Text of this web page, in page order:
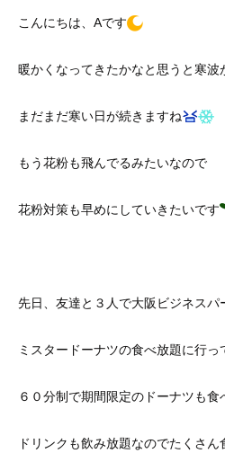
こんにちは、Aです
暖かくなってきたかなと思うと寒波
まだまだ寒い日が続きますね
もう花粉も飛んでるみたいなので
花粉対策も早めにしていきたいです
先日、友達と３人で大阪ビジネスパ
ミスタードーナツの食べ放題に行っ
６０分制で期間限定のドーナツも食
ドリンクも飲み放題なのでたくさん